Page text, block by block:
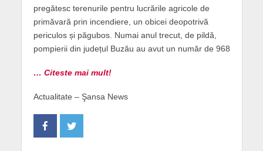
pregătesc terenurile pentru lucrările agricole de
primăvară prin incendiere, un obicei deopotrivă
periculos și păgubos. Numai anul trecut, de pildă,
pompierii din județul Buzău au avut un număr de 968
… Citeste mai mult!
Actualitate – Şansa News